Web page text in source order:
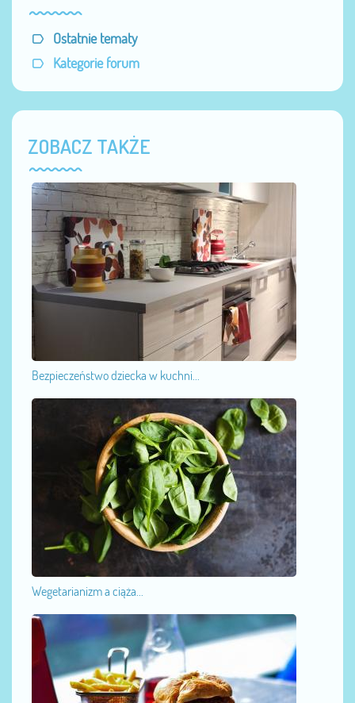
Ostatnie tematy
Kategorie forum
ZOBACZ TAKŻE
Bezpieczeństwo dziecka w kuchni...
Wegetarianizm a ciąża...